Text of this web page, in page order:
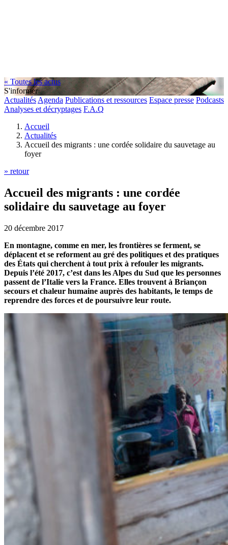
« Toutes les actus
S'informer
Actualités Agenda Publications et ressources Espace presse Podcasts
Analyses et décryptages F.A.Q
Accueil
Actualités
Accueil des migrants : une cordée solidaire du sauvetage au
foyer
» retour
Accueil des migrants : une cordée
solidaire du sauvetage au foyer
20 décembre 2017
En montagne, comme en mer, les frontières se ferment, se
déplacent et se reforment au gré des politiques et des pratiques
des États qui cherchent à tout prix à refouler les migrants.
Depuis l’été 2017, c’est dans les Alpes du Sud que les personnes
passent de l’Italie vers la France. Elles trouvent à Briançon
secours et chaleur humaine auprès des habitants, le temps de
reprendre des forces et de poursuivre leur route.